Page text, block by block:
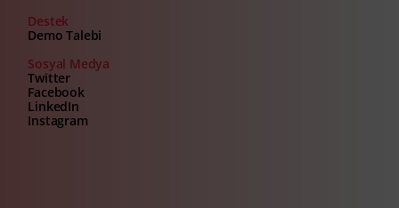
Destek
Demo Talebi
Sosyal Medya
Twitter
Facebook
LinkedIn
Instagram